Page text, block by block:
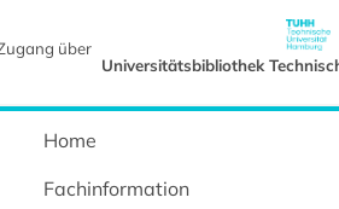
über
Universitätsbibliothek
Home
Fachinformation